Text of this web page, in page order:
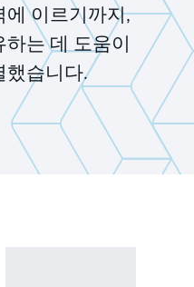
에 이르기까지,
는 데 도움이
했습니다.